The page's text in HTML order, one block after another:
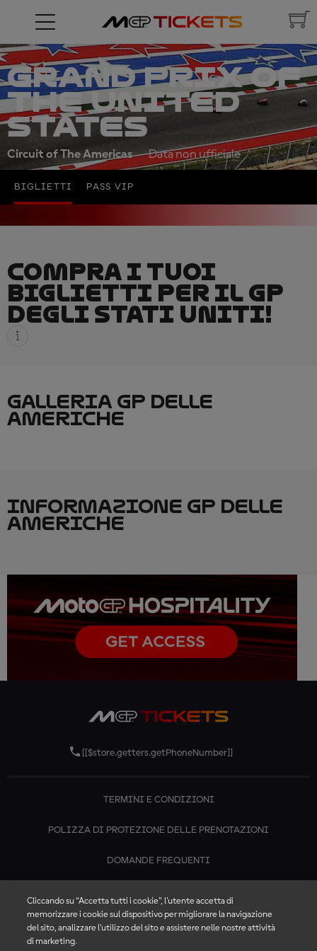
GRAND PRIX OF
THE UNITED
STATES
Circuit of The Americas Data non ufficiale
BIGLIETTI PASS VIP
COMPRA I TUOI
BIGLIETTI PER IL GP
DEGLI STATI UNITI!
GALLERIA GP DELLE
AMERICHE
INFORMAZIONE GP DELLE
AMERICHE
[[$store.getters.getPhoneNumber]]
TERMINI E CONDIZIONI
POLIZZA DI PROTEZIONE DELLE PRENOTAZIONI
DOMANDE FREQUENTI
Cliccando su “Accetta tutti i cookie”, l'utente accetta di
memorizzare i cookie sul dispositivo per migliorare la navigazione
del sito, analizzare l'utilizzo del sito e assistere nelle nostre attività
di marketing.